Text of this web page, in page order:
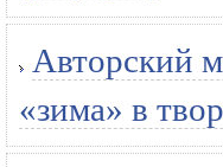
Авторский
«зима» в